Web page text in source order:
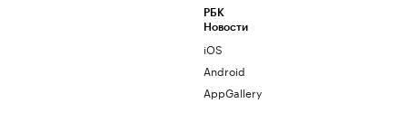
РБК
Новости
iOS
Android
AppGallery